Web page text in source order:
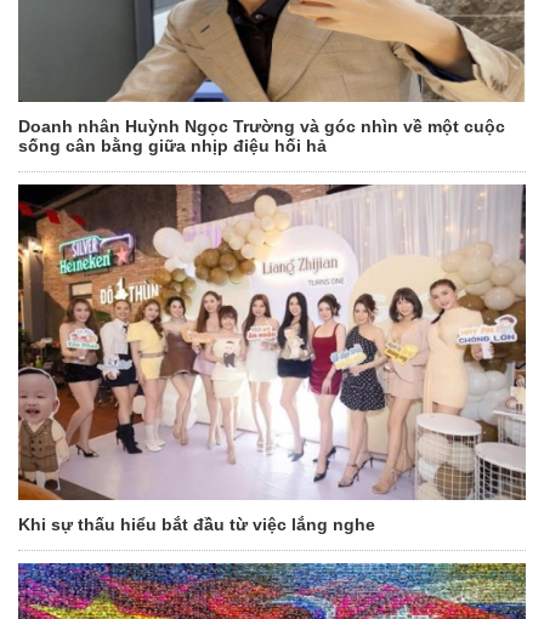
Doanh nhân Huỳnh Ngọc Trường và góc nhìn về một cuộc
sống cân bằng giữa nhịp điệu hối hả
Khi sự thấu hiểu bắt đầu từ việc lắng nghe